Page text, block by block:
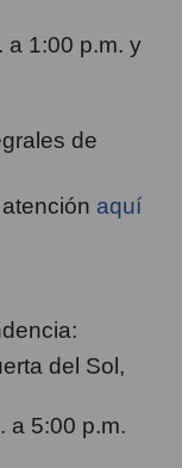
a 1:00 p.m. y
de
aquí
del Sol,
a 5:00 p.m.